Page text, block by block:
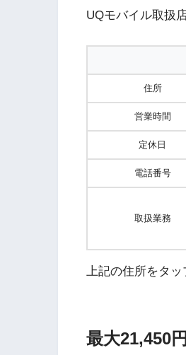
UQモバイル取扱
住所
営業時間
定休日
電話番号
取扱業務
上記の住所をタ
最大21,450